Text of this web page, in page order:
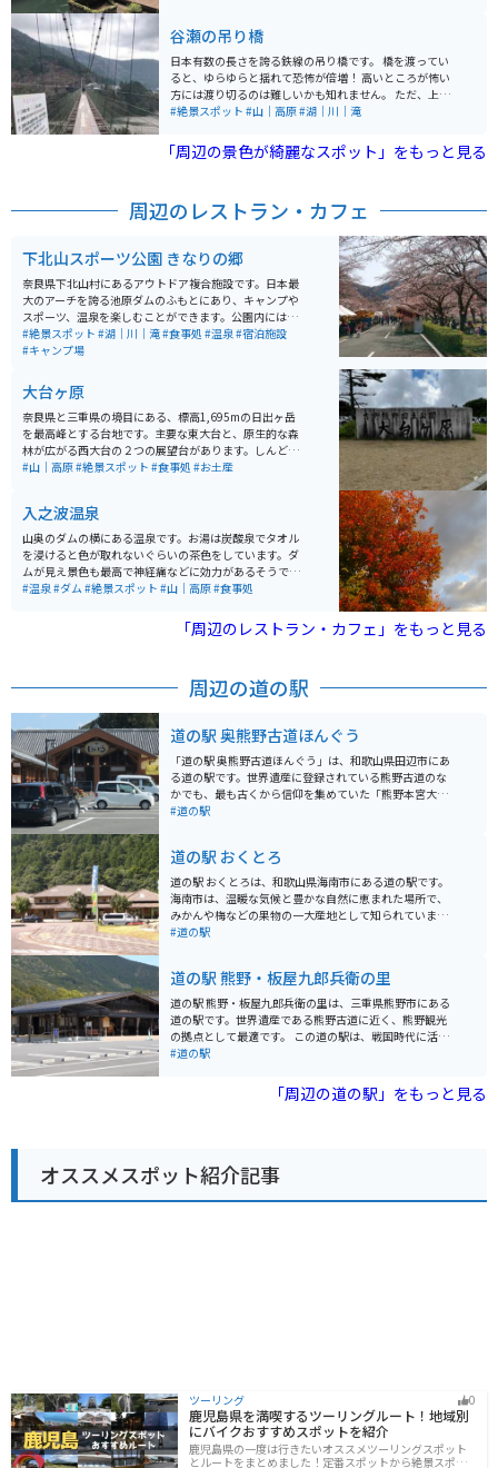
とができます。
谷瀬の吊り橋
日本有数の長さを誇る鉄線の吊り橋です。 橋を渡ってい
ると、ゆらゆらと揺れて恐怖が倍増！ 高いところが怖い
方には渡り切るのは難しいかも知れません。 ただ、上か
ら川を見下ろした景色は絶景です！ 吊り橋の下にはキャ
てゆっくりとした時間を大自然の中で楽しめる場所とな
っています。
#絶景スポット #山｜高原#湖｜川｜滝
「周辺の景色が綺麗なスポット」をもっと見る
周辺のレストラン・カフェ
下北山スポーツ公園 きなりの郷
奈良県下北山村にあるアウトドア複合施設です。日本最
大のアーチを誇る池原ダムのふもとにあり、キャンプや
スポーツ、温泉を楽しむことができます。公園内にはオ
ートキャンプ場、バンガロー、コテージがあり、グルー
プでの宿泊も可能です。キャンプ場からは、池原ダムの
ートや多目的グラウンド、バーベキューハウス、炊事棟
など、様々な設備が整っており、スポーツ合宿や研修に
も利用されています。温泉施設「きなりの湯」では、疲
れを癒すことができ、自然に囲まれた環境でリフレッシ
ュできます。春には下北山村主催のさくら祭りが開催さ
れており、敷地内の桜が満開になると、関西一とも思わ
#絶景スポット #湖｜川｜滝#食事処 #温泉#宿泊施設
#キャンプ場
大台ヶ原
奈良県と三重県の境目にある、標高1,695mの日出ヶ岳
を最高峰とする台地です。主要な東大台と、原生的な森
林が広がる西大台の２つの展望台があります。しんどす
ぎないハイキングコースと、整備された地面で誰でも気
一面に広がり絶景です。日出ヶ岳の展望台から360度パ
ノラマ風景が堪能できます。最大の絶景ポイントである
大蛇嵒の展望も素晴らしいです。 大台ケ原ドライブウェ
イの終点にある大台ケ原ビジターセンターには食堂、お
土産屋さんがあります。駐車場も200台、バイク専用も
#山｜高原#絶景スポット #食事処 #お土産
入之波温泉
山奥のダムの横にある温泉です。お湯は炭酸泉でタオル
を浸けると色が取れないぐらいの茶色をしています。ダ
ムが見え景色も最高で神経痛などに効力があるそうで
す。大台ケ原ツーリングの帰り、夕方に寄ると家に着く
く、鴨ロース・鹿刺しが特に絶品で値段もリーズナブル
#温泉#ダム#絶景スポット #山｜高原#食事処
「周辺のレストラン・カフェ」をもっと見る
周辺の道の駅
道の駅 奥熊野古道ほんぐう
「道の駅 奥熊野古道ほんぐう」は、和歌山県田辺市にあ
る道の駅です。世界遺産に登録されている熊野古道のな
かでも、最も古くから信仰を集めていた「熊野本宮大
社」のほど近くに位置し、雄大な自然と歴史を感じられ
や梅干しなど、和歌山県ならではのグルメを楽しむこと
ができます。また、周辺には温泉施設も点在しており、
旅の疲れを癒やすのにも最適です。 バイクで訪れる場
合、道の駅には広々とした駐車場が完備されているので
安心です。熊野古道周辺は、風光明媚なワインディング
山々を眺めながら快適に走行できます。
#道の駅
道の駅 おくとろ
道の駅 おくとろは、和歌山県海南市にある道の駅です。
海南市は、温暖な気候と豊かな自然に恵まれた場所で、
みかんや梅などの果物の一大産地として知られていま
す。 道の駅 おくとろでは、地元の新鮮な農産物をはじ
新鮮で弾力のある鶏肉は、ジューシーで旨みが強く、お
土産にも最適です。 また、道の駅 おくとろは、バイクツ
ーリングの休憩スポットとしても人気があります。周辺
には、風光明媚な海岸線や山岳路など、変化に富んだツ
ーリングコースが広がっており、道の駅はその拠点とし
道の駅 おくとろを訪れた際には、ぜひ周辺の観光スポッ
を感じることができます。
#道の駅
道の駅 熊野・板屋九郎兵衛の里
道の駅 熊野・板屋九郎兵衛の里は、三重県熊野市にある
道の駅です。世界遺産である熊野古道に近く、熊野観光
の拠点として最適です。 この道の駅は、戦国時代に活躍
した武将・真田幸村（幼名：源次郎）の父、真田昌幸に
なんで名付けられました。 敷地内には、九郎兵衛にまつ
わる資料を展示した「板屋九郎兵衛之家」や、地元の特
で訪れる場合、道の駅には広い駐車場が完備されている
ので安心です。また、周辺には熊野古道など、ツーリン
グに最適なスポットがたくさんあります。 地元の名産品
#道の駅
「周辺の道の駅」をもっと見る
オススメスポット紹介記事
ツーリング 0
鹿児島県を満喫するツーリングルート！地域別
にバイクおすすめスポットを紹介
鹿児島県の一度は行きたいオススメツーリングスポット
とルートをまとめました！定番スポットから絶景スポッ